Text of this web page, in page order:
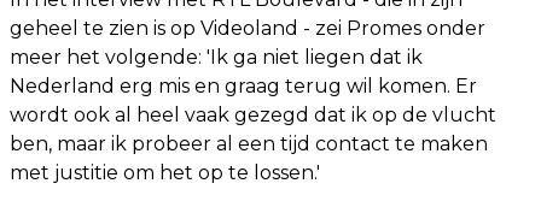
geheel te zien is op Videoland - zei Promes onder
meer het volgende: 'Ik ga niet liegen dat ik
Nederland erg mis en graag terug wil komen. Er
wordt ook al heel vaak gezegd dat ik op de vlucht
ben, maar ik probeer al een tijd contact te maken
met justitie om het op te lossen.'